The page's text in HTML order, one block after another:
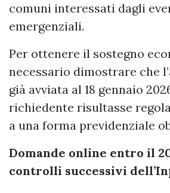
comuni interessati dagli
emergenziali.
Per ottenere il sostegno
necessario dimostrare che
già avviata al 18 gennaio
richiedente risultasse
a una forma previdenziale
Domande online entro il
controlli successivi